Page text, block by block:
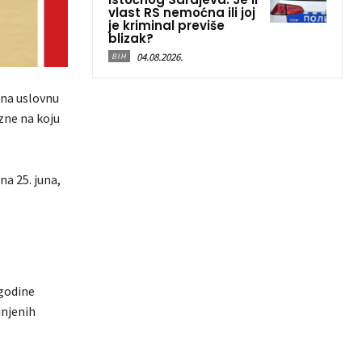
uslovnu
na koju
25. juna,
vlast RS nemoćna ili joj
je kriminal previše
blizak?
BIH 04.08.2026.